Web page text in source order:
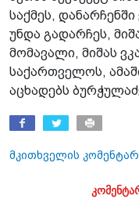
საქმეს,
უნდა გადარჩეს,
მომავალი, მიშას
საქართველოს,
აცხადებს
მკითხველის